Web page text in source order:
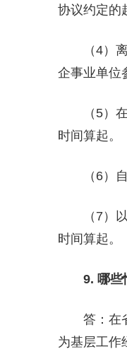
协议约定的
（4）离
企事业单位
（5）在
时间算起。
（6）自
（7）以
时间算起。
9. 哪些
答：在省
为基层工作